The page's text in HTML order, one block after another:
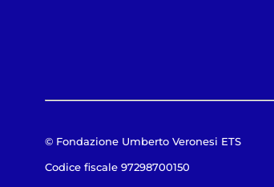
© Fondazione Umberto Veronesi ETS
Codice fiscale 97298700150